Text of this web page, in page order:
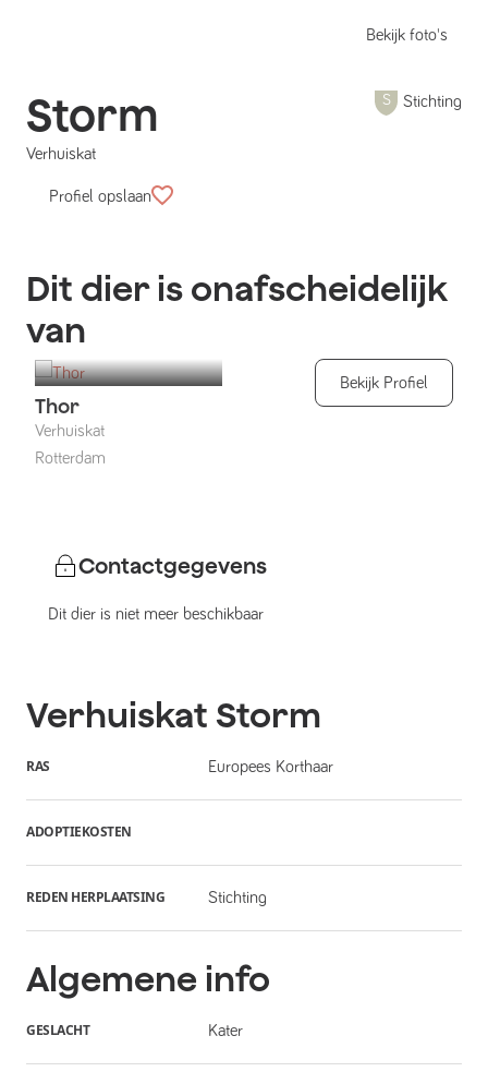
Bekijk foto's
Storm
Verhuiskat
Stichting
Profiel opslaan
Dit dier is onafscheidelijk
van
Thor
Verhuiskat
Rotterdam
Bekijk Profiel
Contactgegevens
Dit dier is niet meer beschikbaar
Verhuiskat Storm
RAS Europees Korthaar
ADOPTIEKOSTEN
REDEN HERPLAATSING Stichting
Algemene info
GESLACHT Kater